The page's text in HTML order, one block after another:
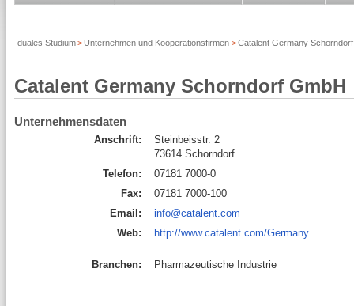
duales Studium> Unternehmen und Kooperationsfirmen >Catalent Germany
Catalent Germany Schorndorf GmbH
Unternehmensdaten
Anschrift:
Steinbeisstr. 2
73614 Schorndorf
Telefon:
07181 7000-0
Fax:
07181 7000-100
Email:
info@catalent.com
Web:
http://www.catalent.com/Germany
Branchen: Pharmazeutische Industrie